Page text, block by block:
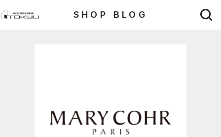
SHOP BLOG